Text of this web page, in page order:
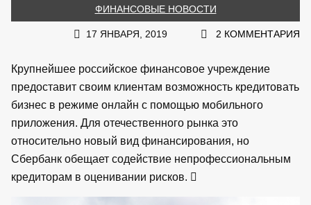
ФИНАНСОВЫЕ НОВОСТИ
17 ЯНВАРЯ, 2019 2 КОММЕНТАРИЯ
Крупнейшее российское финансовое учреждение
предоставит своим клиентам возможность кредитовать
бизнес в режиме онлайн с помощью мобильного
приложения. Для отечественного рынка это
относительно новый вид финансирования, но
Сбербанк обещает содействие непрофессиональным
кредиторам в оценивании рисков.